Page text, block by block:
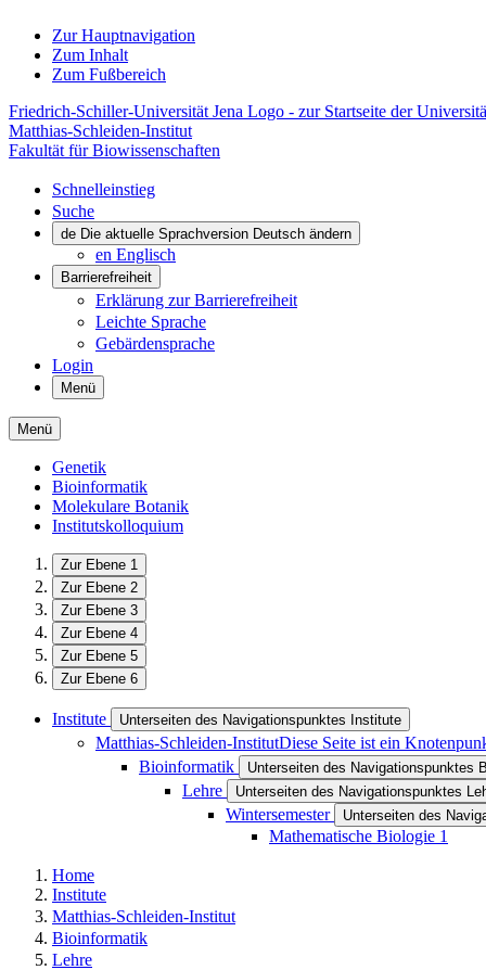
Zur Hauptnavigation
Zum Inhalt
Zum Fußbereich
Friedrich-Schiller-Universität Jena Logo - zur Startseite der
Matthias-Schleiden-Institut
Fakultät für Biowissenschaften
Schnelleinstieg
Suche
de Die aktuelle Sprachversion Deutsch ändern
en Englisch
Barrierefreiheit
Erklärung zur Barrierefreiheit
Leichte Sprache
Gebärdensprache
Login
Menü
Menü
Genetik
Bioinformatik
Molekulare Botanik
Institutskolloquium
Zur Ebene 1
Zur Ebene 2
Zur Ebene 3
Zur Ebene 4
Zur Ebene 5
Zur Ebene 6
Institute Unterseiten des Navigationspunktes Institute
Matthias-Schleiden-InstitutDiese Seite ist ein
Bioinformatik
Unterseiten des Navigationspunktes
Lehre Unterseiten des Navigationspunktes
Wintersemester Unterseiten des
Mathematische Biologie 1
Home
Institute
Matthias-Schleiden-Institut
Bioinformatik
Lehre